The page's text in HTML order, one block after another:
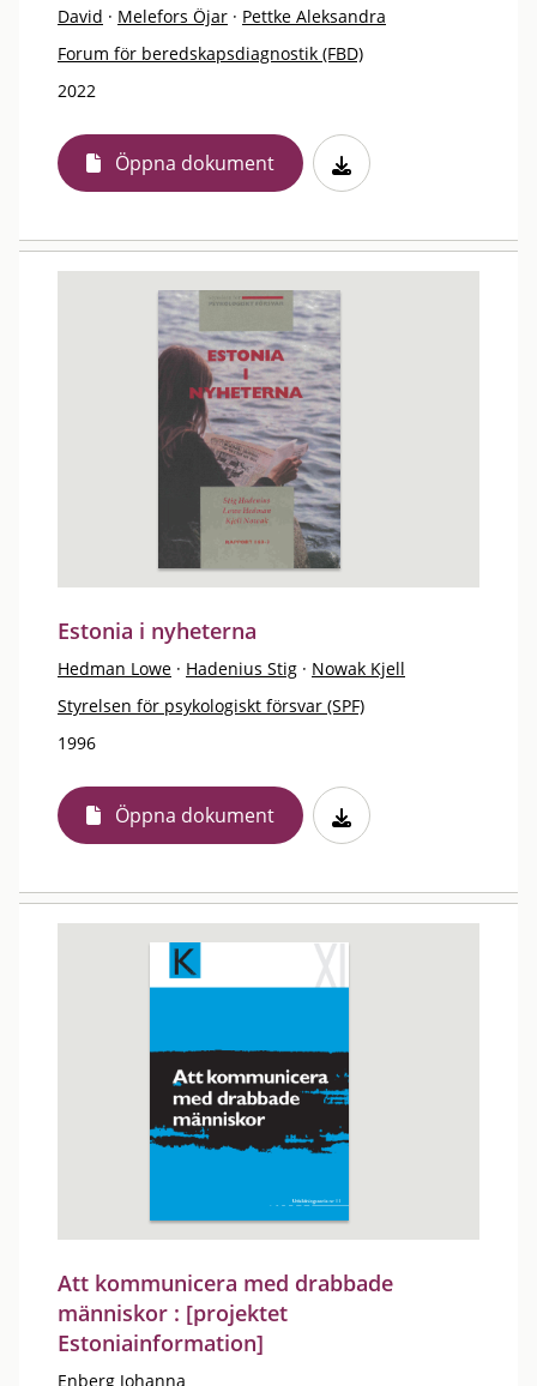
David · Melefors Öjar · Pettke Aleksandra
Forum för beredskapsdiagnostik (FBD)
2022
Öppna dokument
Estonia i nyheterna
Hedman Lowe · Hadenius Stig · Nowak Kjell
Styrelsen för psykologiskt försvar (SPF)
1996
Öppna dokument
Att kommunicera med drabbade
människor : [projektet
Estoniainformation]
Enberg Johanna